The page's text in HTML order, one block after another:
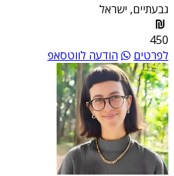
גבעתיים, ישראל
450
לפרטים
הודעה לווטסאפ